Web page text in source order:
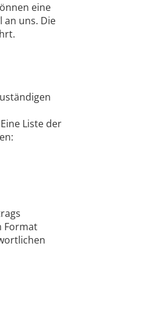
eine
an uns. Die
Liste der
Format